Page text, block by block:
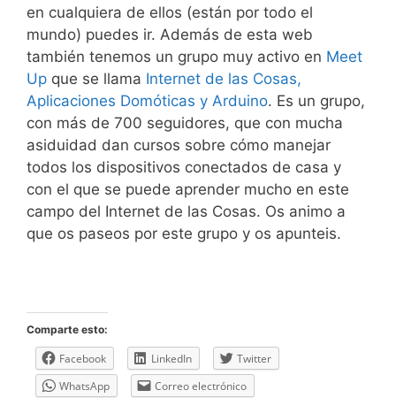
en cualquiera de ellos (están por todo el
mundo) puedes ir. Además de esta web
también tenemos un grupo muy activo en Meet
Up que se llama Internet de las Cosas,
Aplicaciones Domóticas y Arduino. Es un grupo,
con más de 700 seguidores, que con mucha
asiduidad dan cursos sobre cómo manejar
todos los dispositivos conectados de casa y
con el que se puede aprender mucho en este
campo del Internet de las Cosas. Os animo a
que os paseos por este grupo y os apunteis.
Comparte esto:
Facebook LinkedIn
Twitter
WhatsApp
Correo electrónico